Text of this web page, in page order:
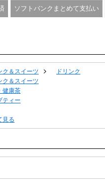
ソフトバンクまとめて支払い
ク＆スイーツ
ドリンク
ク＆スイーツ
健康茶
ティー
見る